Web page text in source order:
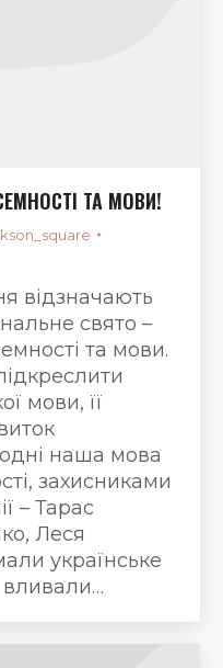
ТА МОВИ!
відзначають
свято –
та мови.
мови, її
наша мова
захисниками
– Тарас
Леся
українське